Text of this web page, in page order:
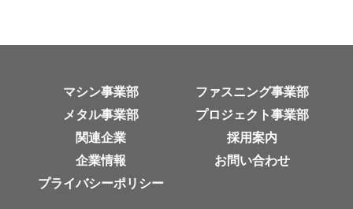
マシン事業部
ファスニング事業部
メタル事業部
プロジェクト事業部
関連企業
採用案内
企業情報
お問い合わせ
プライバシーポリシー